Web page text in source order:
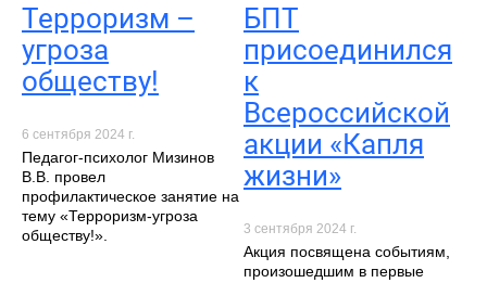
Терроризм –
угроза
обществу!
6 сентября 2024 г.
Педагог-психолог Мизинов
В.В. провел
профилактическое занятие на
тему «Терроризм-угроза
обществу!».
БПТ
присоединился
к
Всероссийской
акции «Капля
жизни»
3 сентября 2024 г.
Акция посвящена событиям,
произошедшим в первые